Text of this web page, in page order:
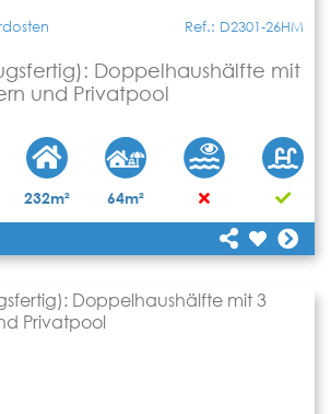
Ref.: D2301-26HM
Doppelhaushälfte mit
und Privatpool
232m² 64m²
(bezugsfertig):
mit 3 Schlafzimmern und
www.apartbalear.com/details/5065-
doppelhaushaelfte-mit-